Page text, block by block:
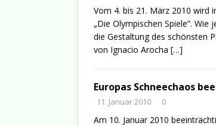
Vom 4. bis 21. März 2010 wird
„Die Olympischen Spiele”.
die Gestaltung des schönsten
von Ignacio Arocha […]
Europas Schneechaos
11. Januar 2010 0
Am 10. Januar 2010